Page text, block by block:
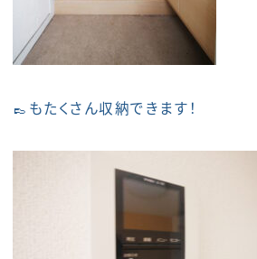
👞もたくさん収納できます！